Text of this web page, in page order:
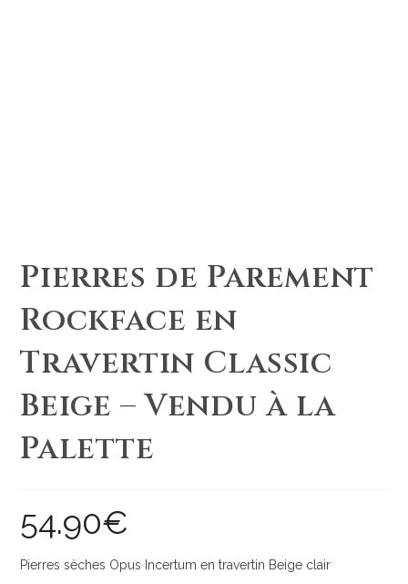
Pierres de Parement
Rockface en
Travertin Classic
Beige – Vendu à la
Palette
54.90€
Pierres sèches Opus Incertum en travertin Beige clair